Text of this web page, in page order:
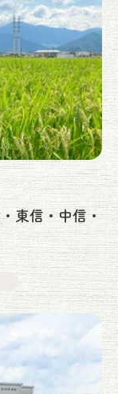
東信・中信・